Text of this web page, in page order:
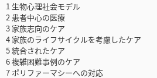
1 生物心理社会モデル
2 患者中心の医療
3 家族志向のケア
4 家族のライフサイクルを考慮したケア
5 統合されたケア
6 複雑困難事例のケア
7 ポリファーマシーへの対応